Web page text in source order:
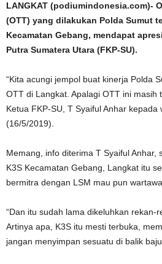
LANGKAT (podiumindonesia.com)-
(OTT) yang dilakukan Polda Sumut
Kecamatan Gebang, mendapat
Putra Sumatera Utara (FKP-SU).
“Kita acungi jempol buat kinerja Polda
OTT di Langkat. Apalagi OTT ini masih
Ketua FKP-SU, T Syaiful Anhar kepada
(16/5/2019).
Memang, info diterima T Syaiful Anhar,
K3S Kecamatan Gebang, Langkat itu
bermitra dengan LSM mau pun
“Dan itu sudah lama dikeluhkan rekan-
Artinya apa, K3S itu mesti terbuka,
jangan menyimpan sesuatu di balik